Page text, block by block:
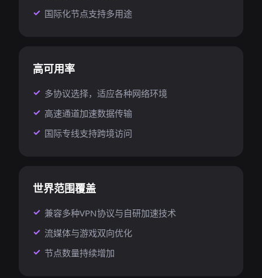
国际化节点支持多用途
高可用率
多协议选择，适应各种网络环境
高速通道加速数据传输
国际专线支持跨境访问
世界范围覆盖
兼容多种VPN协议与自研加速技术
流媒体与游戏双向优化
节点数量持续增加